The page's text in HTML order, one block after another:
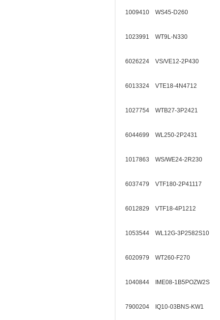
1009410 WS45-D260
1023991 WT9L-N330
6026224 VS/VE12-2P430
6013324 VTE18-4N4712
1027754 WTB27-3P2421
6044699 WL250-2P2431
1017863 WS/WE24-2R230
6037479 VTF180-2P41117
6012829 VTF18-4P1212
1053544 WL12G-3P2582S10
6020979 WT260-F270
1040844 IME08-1B5POZW2S
7900204 IQ10-03BNS-KW1